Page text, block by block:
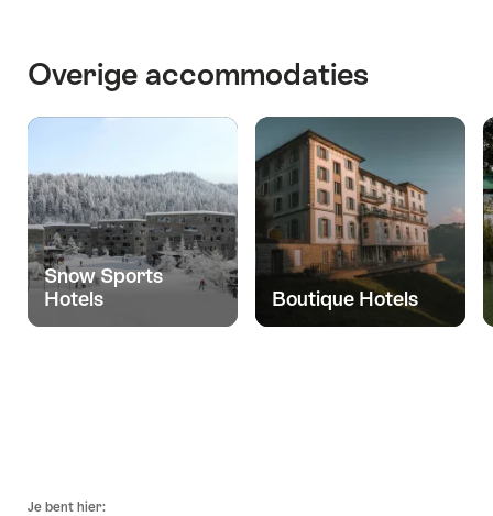
Overige accommodaties
Snow Sports
Hotels
Boutique Hotels
Je bent hier: